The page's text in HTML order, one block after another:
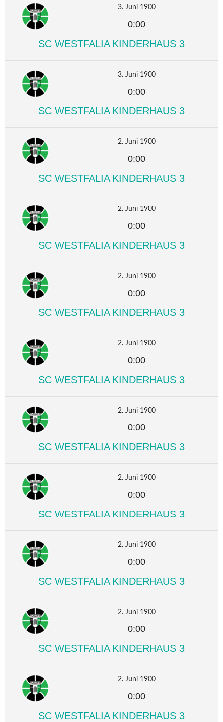
3. Juni 1900
0:00
SC WESTFALIA KINDERHAUS 3
3. Juni 1900
0:00
SC WESTFALIA KINDERHAUS 3
2. Juni 1900
0:00
SC WESTFALIA KINDERHAUS 3
2. Juni 1900
0:00
SC WESTFALIA KINDERHAUS 3
2. Juni 1900
0:00
SC WESTFALIA KINDERHAUS 3
2. Juni 1900
0:00
SC WESTFALIA KINDERHAUS 3
2. Juni 1900
0:00
SC WESTFALIA KINDERHAUS 3
2. Juni 1900
0:00
SC WESTFALIA KINDERHAUS 3
2. Juni 1900
0:00
SC WESTFALIA KINDERHAUS 3
2. Juni 1900
0:00
SC WESTFALIA KINDERHAUS 3
2. Juni 1900
0:00
SC WESTFALIA KINDERHAUS 3